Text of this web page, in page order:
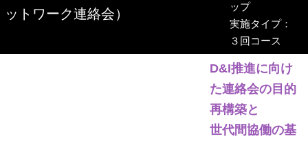
ットワーク連絡会）
ップ
実施タイプ：
３回コース
D&I推進に向け
た連絡会の目的
再構築と
世代間協働の基